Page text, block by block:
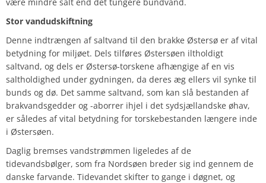
Stor vandudskiftning
Denne indtrængen af saltvand til den brakke Østersø er af vital
betydning for miljøet. Dels tilføres Østersøen iltholdigt
saltvand, og dels er Østersø-torskene afhængige af en vis
saltholdighed under gydningen, da deres æg ellers vil synke til
bunds og dø. Det samme saltvand, som kan slå bestanden af
brakvandsgedder og -aborrer ihjel i det sydsjællandske øhav,
er således af vital betydning for torskebestanden længere inde
i Østersøen.
Daglig bremses vandstrømmen ligeledes af de
tidevandsbølger, som fra Nordsøen breder sig ind gennem de
danske farvande. Tidevandet skifter to gange i døgnet, og